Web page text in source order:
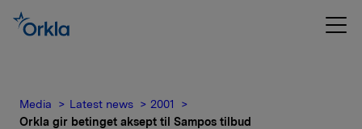
Media Latest news
2001
Orkla gir betinget aksept til Sampos tilbud